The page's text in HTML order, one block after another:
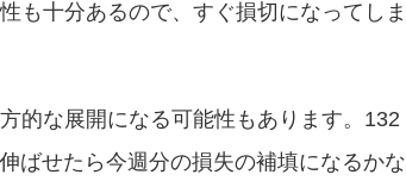
も十分あるので、すぐ損切になってしま
的な展開になる可能性もあります。132
ばせたら今週分の損失の補填になるかな